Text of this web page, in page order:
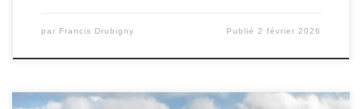
par Francis Drubigny Publié2 février 2026